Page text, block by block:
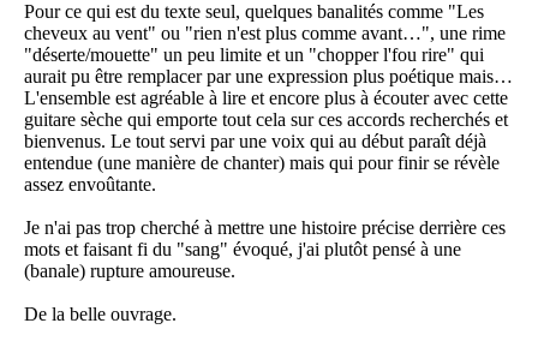
Pour ce qui est du texte seul, quelques banalités comme "Les
cheveux au vent" ou "rien n'est plus comme avant…", une rime
"déserte/mouette" un peu limite et un "chopper l'fou rire" qui
aurait pu être remplacer par une expression plus poétique mais…
L'ensemble est agréable à lire et encore plus à écouter avec cette
guitare sèche qui emporte tout cela sur ces accords recherchés et
bienvenus. Le tout servi par une voix qui au début paraît déjà
entendue (une manière de chanter) mais qui pour finir se révèle
assez envoûtante.
Je n'ai pas trop cherché à mettre une histoire précise derrière ces
mots et faisant fi du "sang" évoqué, j'ai plutôt pensé à une
(banale) rupture amoureuse.
De la belle ouvrage.